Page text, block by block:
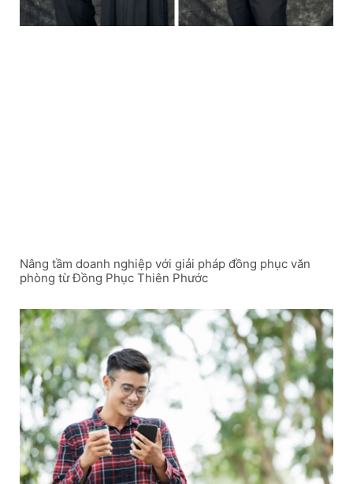
Nâng tầm doanh nghiệp với giải pháp đồng phục văn
phòng từ Đồng Phục Thiên Phước